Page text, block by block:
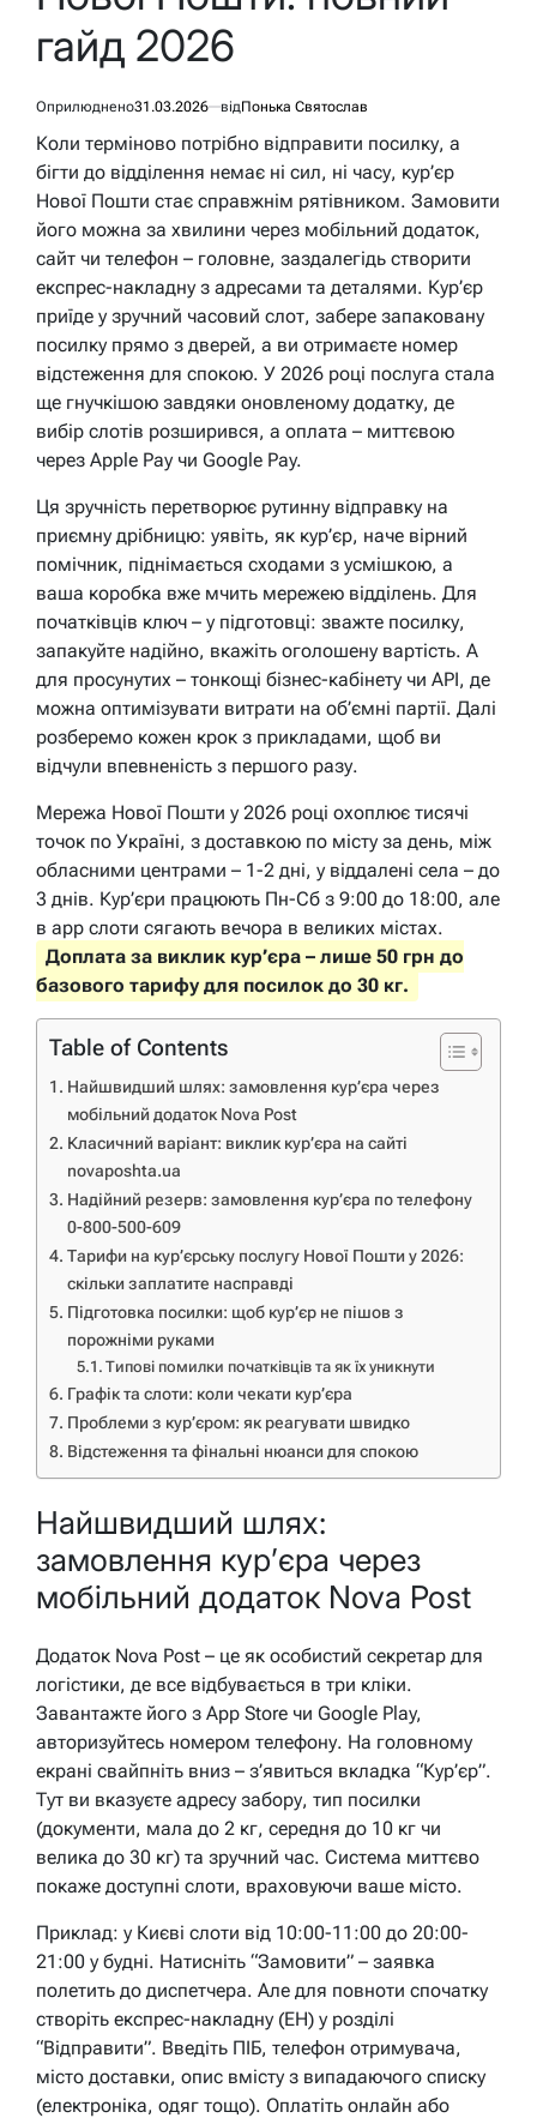
гайд 2026
Оприлюднено31.03.2026 відПонька Святослав
Коли терміново потрібно відправити посилку, а
бігти до відділення немає ні сил, ні часу, кур’єр
Нової Пошти стає справжнім рятівником. Замовити
його можна за хвилини через мобільний додаток,
сайт чи телефон – головне, заздалегідь створити
експрес-накладну з адресами та деталями. Кур’єр
приїде у зручний часовий слот, забере запаковану
посилку прямо з дверей, а ви отримаєте номер
відстеження для спокою. У 2026 році послуга стала
ще гнучкішою завдяки оновленому додатку, де
вибір слотів розширився, а оплата – миттєвою
через Apple Pay чи Google Pay.
Ця зручність перетворює рутинну відправку на
приємну дрібницю: уявіть, як кур’єр, наче вірний
помічник, піднімається сходами з усмішкою, а
ваша коробка вже мчить мережею відділень. Для
початківців ключ – у підготовці: зважте посилку,
запакуйте надійно, вкажіть оголошену вартість. А
для просунутих – тонкощі бізнес-кабінету чи API, де
можна оптимізувати витрати на об’ємні партії. Далі
розберемо кожен крок з прикладами, щоб ви
відчули впевненість з першого разу.
Мережа Нової Пошти у 2026 році охоплює тисячі
точок по Україні, з доставкою по місту за день, між
обласними центрами – 1-2 дні, у віддалені села – до
3 днів. Кур’єри працюють Пн-Сб з 9:00 до 18:00, але
в app слоти сягають вечора в великих містах.
Доплата за виклик кур’єра – лише 50 грн до
базового тарифу для посилок до 30 кг.
Table of Contents
Найшвидший шлях: замовлення кур’єра через
мобільний додаток Nova Post
Класичний варіант: виклик кур’єра на сайті
novaposhta.ua
Надійний резерв: замовлення кур’єра по телефону
0-800-500-609
Тарифи на кур’єрську послугу Нової Пошти у 2026:
скільки заплатите насправді
Підготовка посилки: щоб кур’єр не пішов з
порожніми руками
Типові помилки початківців та як їх уникнути
Графік та слоти: коли чекати кур’єра
Проблеми з кур’єром: як реагувати швидко
Відстеження та фінальні нюанси для спокою
Найшвидший шлях:
замовлення кур’єра через
мобільний додаток Nova Post
Додаток Nova Post – це як особистий секретар для
логістики, де все відбувається в три кліки.
Завантажте його з App Store чи Google Play,
авторизуйтесь номером телефону. На головному
екрані свайпніть вниз – з’явиться вкладка “Кур’єр”.
Тут ви вказуєте адресу забору, тип посилки
(документи, мала до 2 кг, середня до 10 кг чи
велика до 30 кг) та зручний час. Система миттєво
покаже доступні слоти, враховуючи ваше місто.
Приклад: у Києві слоти від 10:00-11:00 до 20:00-
21:00 у будні. Натисніть “Замовити” – заявка
полетить до диспетчера. Але для повноти спочатку
створіть експрес-накладну (ЕН) у розділі
“Відправити”. Введіть ПІБ, телефон отримувача,
місто доставки, опис вмісту з випадаючого списку
(електроніка, одяг тощо). Оплатіть онлайн або